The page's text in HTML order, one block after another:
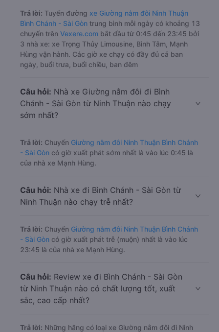
Trả lời: Tuyến đường xe Giường nằm đôi Ninh Thuận
Bình Chánh - Sài Gòn trung bình mỗi ngày có khoảng 13
chuyến trên Vexere.com bắt đầu từ 0:45 đến 23:45 bởi
3 nhà xe: xe Trọng Thủy Limousine, Bình Tâm, Mạnh
Hùng vận hành. Các giờ xe chạy có đầy đủ cả ban
ngày, buổi trưa, buổi chiều, ban đêm
Câu hỏi: Nhà xe Giường nằm đôi đi Bình
Chánh - Sài Gòn từ Ninh Thuận nào chạy
sớm nhất?
Trả lời: Chuyến Giường nằm đôi Ninh Thuận Bình Chánh
- Sài Gòn có giờ xuất phát sớm nhất là vào lúc 0:45 là
của nhà xe Mạnh Hùng.
Câu hỏi: Nhà xe đi Bình Chánh - Sài Gòn từ
Ninh Thuận nào chạy trễ nhất?
Trả lời: Chuyến Giường nằm đôi Ninh Thuận Bình Chánh
- Sài Gòn có giờ xuất phát trễ (muộn) nhất là vào lúc
23:45 là của nhà xe Mạnh Hùng.
Câu hỏi: Review xe đi Bình Chánh - Sài Gòn
từ Ninh Thuận nào có chất lượng tốt, xuất
sắc, cao cấp nhất?
Trả lời: Những hãng có loại xe Giường nằm đôi đi Ninh